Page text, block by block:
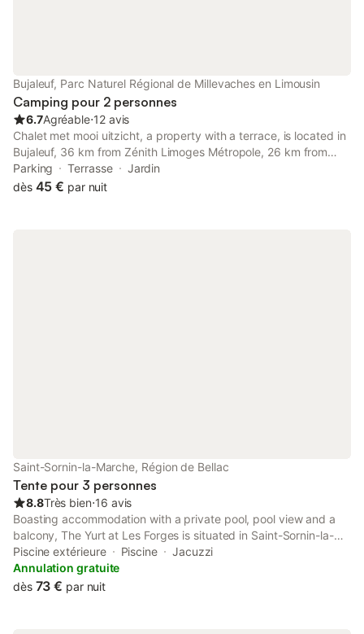
Bujaleuf, Parc Naturel Régional de Millevaches en Limousin
Camping pour 2 personnes
6.7Agréable⋅12 avis
Chalet met mooi uitzicht, a property with a terrace, is located in
Bujaleuf, 36 km from Zénith Limoges Métropole, 26 km from
Porcelaine Golf Course, as well as 33 km from Limoges Town
Hall.
Parking Terrasse
Jardin
dès 45 € par nuit
Saint-Sornin-la-Marche, Région de Bellac
Tente pour 3 personnes
8.8Très bien⋅16 avis
Boasting accommodation with a private pool, pool view and a
balcony, The Yurt at Les Forges is situated in Saint-Sornin-la-
Marche. This property offers access to a terrace, free private
parking and free WiFi.
Piscine extérieure Piscine
Jacuzzi
Annulation gratuite
dès 73 € par nuit